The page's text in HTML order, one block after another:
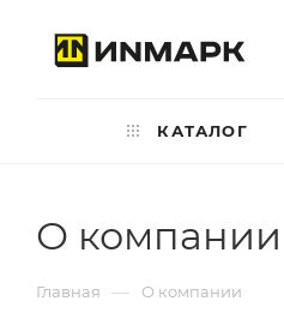
КАТАЛОГ
О компании
Главная — О компании